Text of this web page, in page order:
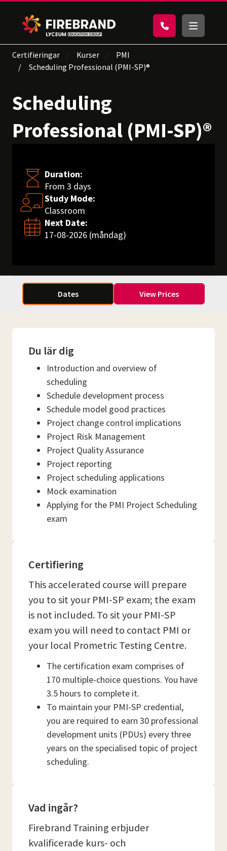
Certifieringar Kurser
PMI
Scheduling Professional (PMI-SP)®
Scheduling
Professional (PMI-SP)®
Duration:
From 3 days
Study Mode:
Classroom
Next Date:
17-08-2026 (måndag)
Dates View Prices
Du lär dig
Introduction and overview of
scheduling
Schedule development process
Schedule model good practices
Project change control implications
Project Risk Management
Project Quality Assurance
Project reporting
Project scheduling applications
Mock examination
Applying for the PMI Project Scheduling
exam
Certifiering
This accelerated course will prepare
you to sit your PMI-SP exam; the exam
is not included. To sit your PMI-SP
exam you will need to contact PMI or
your local Prometric Testing Centre.
The certification exam comprises of
170 multiple-choice questions. You have
3.5 hours to complete it.
To maintain your PMI-SP credential,
you are required to earn 30 professional
development units (PDUs) every three
years on the specialised topic of project
scheduling.
Vad ingår?
Firebrand Training erbjuder
kvalificerade kurs- och